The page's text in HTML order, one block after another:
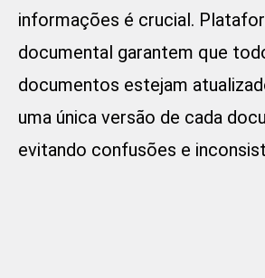
informações é crucial.
documental garantem que
documentos estejam
uma única versão de cada
evitando confusões e